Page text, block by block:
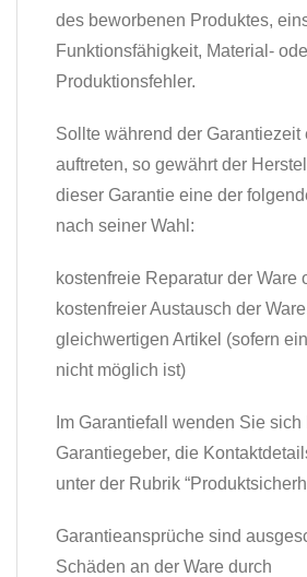
des beworbenen Produktes,
Funktionsfähigkeit, Material-
Produktionsfehler.
Sollte während der Garantiezeit
auftreten, so gewährt der
dieser Garantie eine der
nach seiner Wahl:
kostenfreie Reparatur der Ware
kostenfreier Austausch der
gleichwertigen Artikel (sofern
nicht möglich ist)
Im Garantiefall wenden Sie sich
Garantiegeber, die
unter der Rubrik
Garantieansprüche sind
Schäden an der Ware durch